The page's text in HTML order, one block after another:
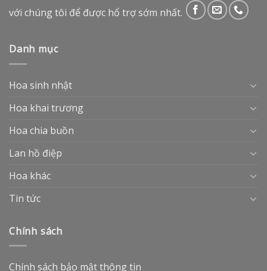
với chúng tôi để được hổ trợ sớm nhất.
Danh mục
Hoa sinh nhật
Hoa khai trương
Hoa chia buồn
Lan hồ điệp
Hoa khác
Tin tức
Chính sách
Chính sách bảo mật thông tin